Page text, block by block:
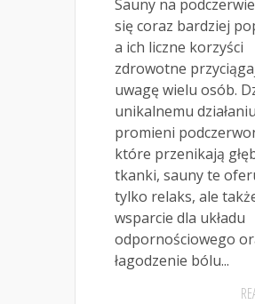
Sauny na
się coraz bardziej
a ich liczne korzyści
zdrowotne
uwagę wielu osób.
unikalnemu działaniu
promieni
które przenikają
tkanki, sauny te
tylko relaks, ale
wsparcie dla układu
odpornościowego
łagodzenie bólu...